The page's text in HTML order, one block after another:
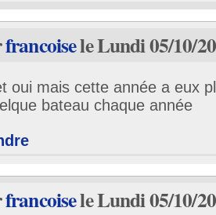
francoisele Lundi 05/10/
oui mais cette année a eux
bateau chaque année
francoisele Lundi 05/10/